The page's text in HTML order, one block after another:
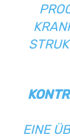
EINE